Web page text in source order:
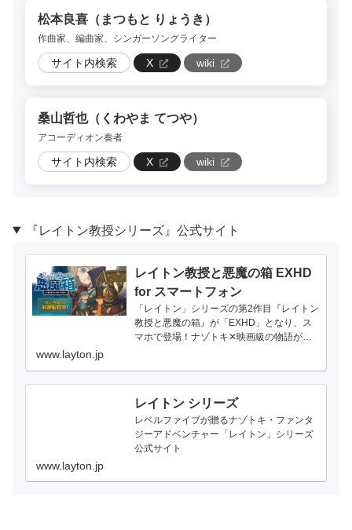
『レイトン教授シリーズ』公式サイト
レイトン教授と悪魔の箱 EXHD
for スマートフォン
「レイトン」シリーズの第2作目『レイトン
教授と悪魔の箱』が「EXHD」となり、ス
マホで登場！ナゾトキ✕映画級の物語が手
www.layton.jp
レイトン シリーズ
レベルファイブが贈るナゾトキ・ファンタ
ジーアドベンチャー「レイトン」シリーズ
公式サイト
www.layton.jp
松本良喜（まつもと りょうき）
作曲家、編曲家、シンガーソングライター
サイト内検索 X wiki
桑山哲也（くわやま てつや）
アコーディオン奏者
サイト内検索 X wiki